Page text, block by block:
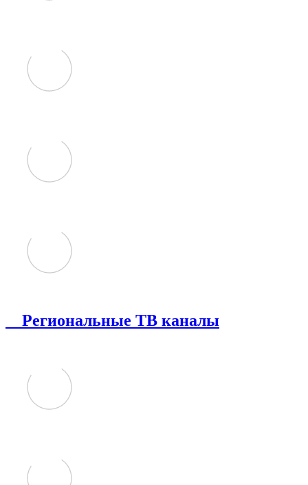
Региональные ТВ каналы